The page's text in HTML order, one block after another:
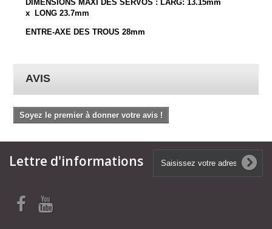
DIMENSIONS MAXI DES SERVOS : LARG: 13.15mm
x LONG 23.7mm
ENTRE-AXE DES TROUS 28mm
AVIS
Soyez le premier à donner votre avis !
Lettre d'informations